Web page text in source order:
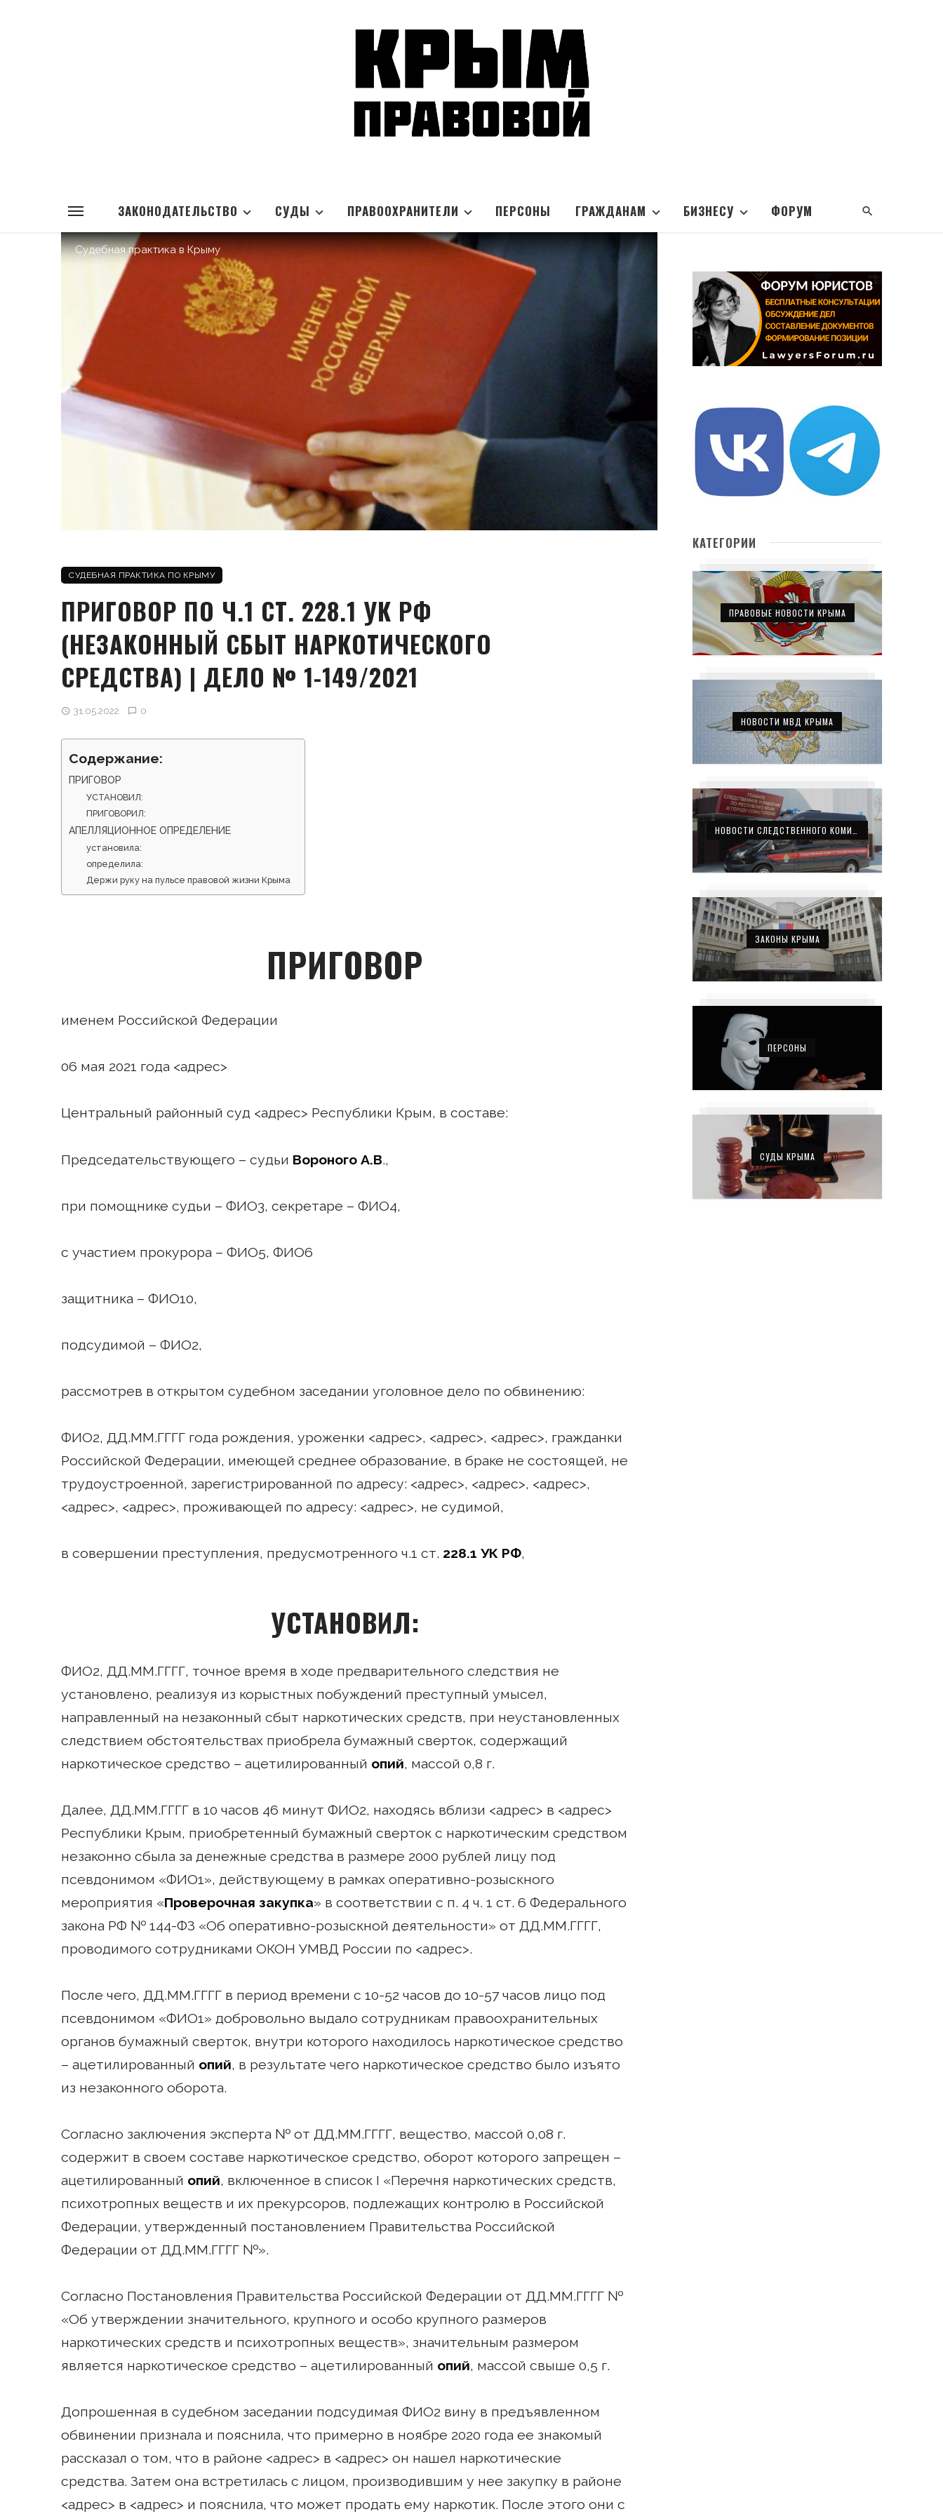
ЗАКОНОДАТЕЛЬСТВО СУДЫ ПРАВООХРАНИТЕЛИ ПЕРСОНЫ ГРАЖДАНАМ БИЗНЕСУ ФОРУМ
Судебная практика в Крыму
СУДЕБНАЯ ПРАКТИКА ПО КРЫМУ
ПРИГОВОР ПО Ч.1 СТ. 228.1 УК РФ
(НЕЗАКОННЫЙ СБЫТ НАРКОТИЧЕСКОГО
СРЕДСТВА) | ДЕЛО № 1-149/2021
31.05.2022 0
Содержание:
ПРИГОВОР
УСТАНОВИЛ:
ПРИГОВОРИЛ:
АПЕЛЛЯЦИОННОЕ ОПРЕДЕЛЕНИЕ
установила:
определила:
Держи руку на пульсе правовой жизни Крыма
ПРИГОВОР
именем Российской Федерации
06 мая 2021 года <адрес>
Центральный районный суд <адрес> Республики Крым, в составе:
Председательствующего – судьи Вороного А.В.,
при помощнике судьи – ФИО3, секретаре – ФИО4,
с участием прокурора – ФИО5, ФИО6
защитника – ФИО10,
подсудимой – ФИО2,
рассмотрев в открытом судебном заседании уголовное дело по обвинению:
ФИО2, ДД.ММ.ГГГГ года рождения, уроженки <адрес>, <адрес>, <адрес>, гражданки
Российской Федерации, имеющей среднее образование, в браке не состоящей, не
трудоустроенной, зарегистрированной по адресу: <адрес>, <адрес>, <адрес>,
<адрес>, <адрес>, проживающей по адресу: <адрес>, не судимой,
в совершении преступления, предусмотренного ч.1 ст. 228.1 УК РФ,
УСТАНОВИЛ:
ФИО2, ДД.ММ.ГГГГ, точное время в ходе предварительного следствия не
установлено, реализуя из корыстных побуждений преступный умысел,
направленный на незаконный сбыт наркотических средств, при неустановленных
следствием обстоятельствах приобрела бумажный сверток, содержащий
наркотическое средство – ацетилированный опий, массой 0,8 г.
Далее, ДД.ММ.ГГГГ в 10 часов 46 минут ФИО2, находясь вблизи <адрес> в <адрес>
Республики Крым, приобретенный бумажный сверток с наркотическим средством
незаконно сбыла за денежные средства в размере 2000 рублей лицу под
псевдонимом «ФИО1», действующему в рамках оперативно-розыскного
мероприятия «Проверочная закупка» в соответствии с п. 4 ч. 1 ст. 6 Федерального
закона РФ № 144-ФЗ «Об оперативно-розыскной деятельности» от ДД.ММ.ГГГГ,
проводимого сотрудниками ОКОН УМВД России по <адрес>.
После чего, ДД.ММ.ГГГГ в период времени с 10-52 часов до 10-57 часов лицо под
псевдонимом «ФИО1» добровольно выдало сотрудникам правоохранительных
органов бумажный сверток, внутри которого находилось наркотическое средство
– ацетилированный опий, в результате чего наркотическое средство было изъято
из незаконного оборота.
Согласно заключения эксперта № от ДД.ММ.ГГГГ, вещество, массой 0,08 г.
содержит в своем составе наркотическое средство, оборот которого запрещен –
ацетилированный опий, включенное в список I «Перечня наркотических средств,
психотропных веществ и их прекурсоров, подлежащих контролю в Российской
Федерации, утвержденный постановлением Правительства Российской
Федерации от ДД.ММ.ГГГГ №».
Согласно Постановления Правительства Российской Федерации от ДД.ММ.ГГГГ №
«Об утверждении значительного, крупного и особо крупного размеров
наркотических средств и психотропных веществ», значительным размером
является наркотическое средство – ацетилированный опий, массой свыше 0,5 г.
Допрошенная в судебном заседании подсудимая ФИО2 вину в предъявленном
обвинении признала и пояснила, что примерно в ноябре 2020 года ее знакомый
рассказал о том, что в районе <адрес> в <адрес> он нашел наркотические
средства. Затем она встретилась с лицом, производившим у нее закупку в районе
<адрес> в <адрес> и пояснила, что может продать ему наркотик. После этого они с
КАТЕГОРИИ
ПРАВОВЫЕ НОВОСТИ КРЫМА
НОВОСТИ МВД КРЫМА
ЗАКОНЫ КРЫМА
ПЕРСОНЫ
СУДЫ КРЫМА